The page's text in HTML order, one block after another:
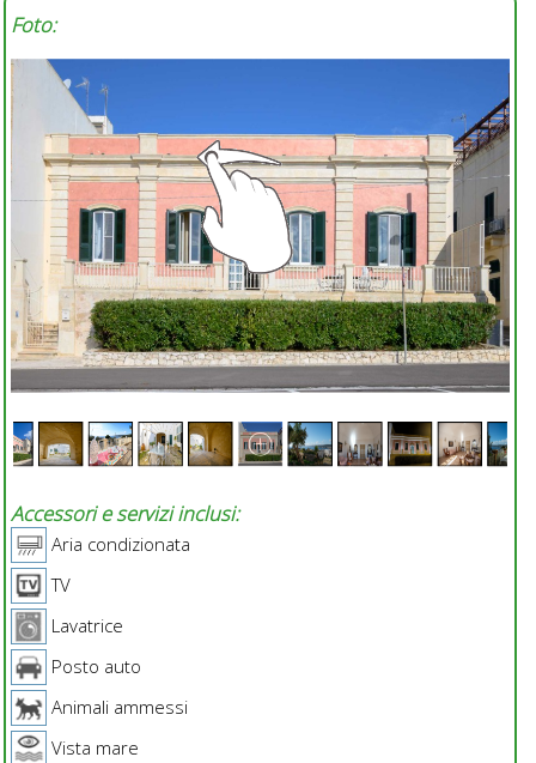
Foto:
Accessori e servizi inclusi:
Aria condizionata
TV
Lavatrice
Posto auto
Animali ammessi
Vista mare